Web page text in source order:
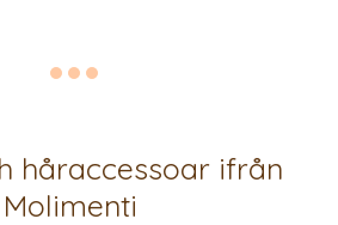
håraccessoar ifrån
Molimenti